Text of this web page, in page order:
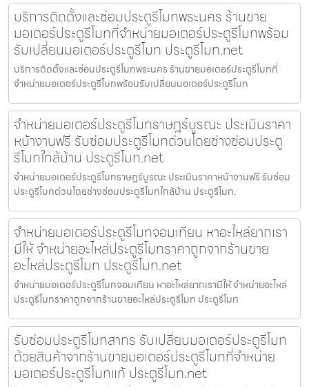
บริการติดตั้งและซ่อมประตูรีโมทพระนคร ร้านขาย
มอเตอร์ประตูรีโมทที่จำหน่ายมอเตอร์ประตูรีโมทพร้อม
รับเปลี่ยนมอเตอร์ประตูรีโมท ประตูรีโมท.net
บริการติดตั้งและซ่อมประตูรีโมทพระนคร ร้านขายมอเตอร์ประตูรีโมทที่
จำหน่ายมอเตอร์ประตูรีโมทพร้อมรับเปลี่ยนมอเตอร์ประตูรีโมท
จำหน่ายมอเตอร์ประตูรีโมทราษฎร์บูรณะ ประเมินราคา
หน้างานฟรี รับซ่อมประตูรีโมทด่วนโดยช่างซ่อมประตู
รีโมทใกล้บ้าน ประตูรีโมท.net
จำหน่ายมอเตอร์ประตูรีโมทราษฎร์บูรณะ ประเมินราคาหน้างานฟรี รับซ่อม
ประตูรีโมทด่วนโดยช่างซ่อมประตูรีโมทใกล้บ้าน ประตูรีโมท.
จำหน่ายมอเตอร์ประตูรีโมทจอมเทียน หาอะไหล่ยากเรา
มีให้ จำหน่ายอะไหล่ประตูรีโมทราคาถูกจากร้านขาย
อะไหล่ประตูรีโมท ประตูรีโมท.net
จำหน่ายมอเตอร์ประตูรีโมทจอมเทียน หาอะไหล่ยากเรามีให้ จำหน่ายอะไหล่
ประตูรีโมทราคาถูกจากร้านขายอะไหล่ประตูรีโมท ประตูรีโมท
รับซ่อมประตูรีโมทสาทร รับเปลี่ยนมอเตอร์ประตูรีโมท
ด้วยสินค้าจากร้านขายมอเตอร์ประตูรีโมทที่จำหน่าย
มอเตอร์ประตูรีโมทแท้ ประตูรีโมท.net